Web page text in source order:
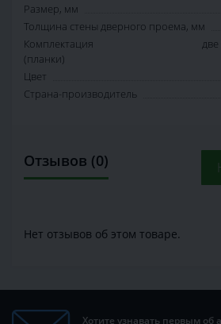
Размер, мм
Толщина стены дверного проема, мм
Комплектация
(планки)
Цвет
Страна-производитель
Отзывов (0)
Нет отзывов об этом товаре.
Хотите узнавать первым об